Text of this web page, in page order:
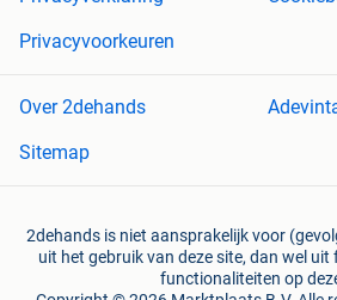
Privacyvoorkeuren
Over 2dehands
Sitemap
2dehands is niet aansprakelijk voor
uit het gebruik van deze site, dan wel
functionaliteiten op